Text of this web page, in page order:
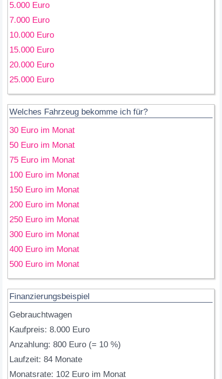
5.000 Euro
7.000 Euro
10.000 Euro
15.000 Euro
20.000 Euro
25.000 Euro
Welches Fahrzeug bekomme ich für?
30 Euro im Monat
50 Euro im Monat
75 Euro im Monat
100 Euro im Monat
150 Euro im Monat
200 Euro im Monat
250 Euro im Monat
300 Euro im Monat
400 Euro im Monat
500 Euro im Monat
Finanzierungsbeispiel
Gebrauchtwagen
Kaufpreis: 8.000 Euro
Anzahlung: 800 Euro (= 10 %)
Laufzeit: 84 Monate
Monatsrate: 102 Euro im Monat